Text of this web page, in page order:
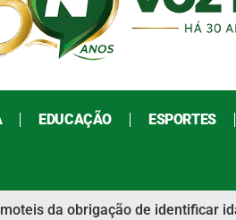
EDUCAÇÃO ESPORTES
da obrigação de identificar